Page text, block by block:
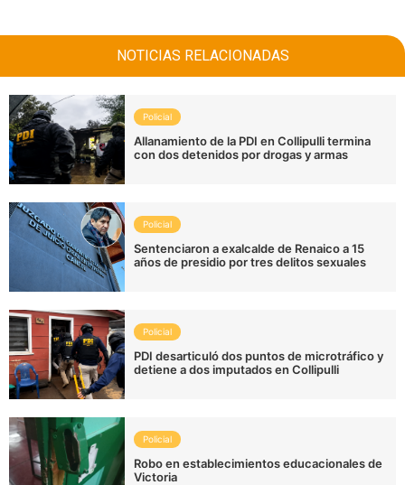
NOTICIAS RELACIONADAS
Policial
Allanamiento de la PDI en Collipulli termina
con dos detenidos por drogas y armas
Policial
Sentenciaron a exalcalde de Renaico a 15
años de presidio por tres delitos sexuales
Policial
PDI desarticuló dos puntos de microtráfico y
detiene a dos imputados en Collipulli
Policial
Robo en establecimientos educacionales de
Victoria